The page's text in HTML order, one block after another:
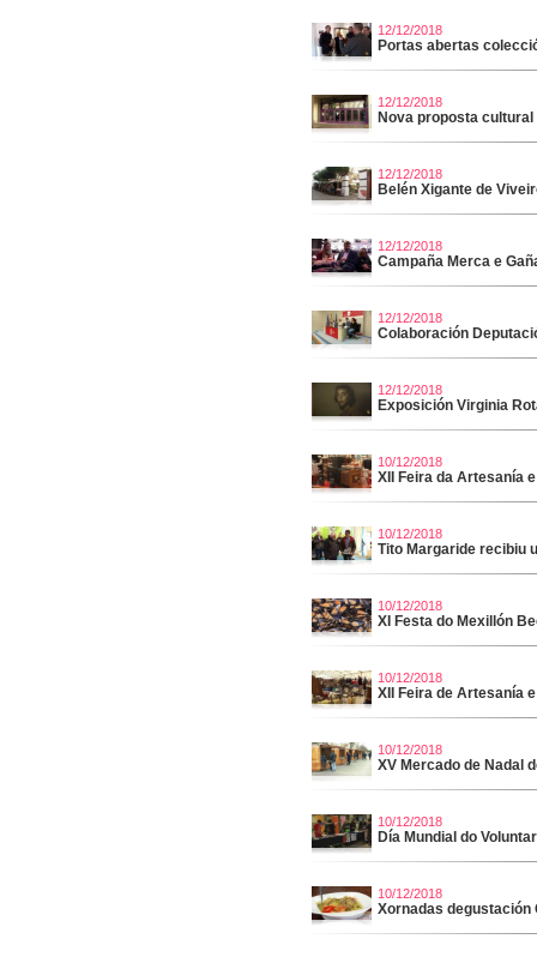
12/12/2018
Portas abertas
12/12/2018
Nova proposta
12/12/2018
Belén Xigante de
12/12/2018
Campaña Merca e
12/12/2018
Colaboración
12/12/2018
Exposición Virginia
10/12/2018
XII Feira da Artesanía
10/12/2018
Tito Margaride recibiu
10/12/2018
XI Festa do Mexillón
10/12/2018
XII Feira de Artesanía
10/12/2018
XV Mercado de Nadal
10/12/2018
Día Mundial do
10/12/2018
Xornadas degustación